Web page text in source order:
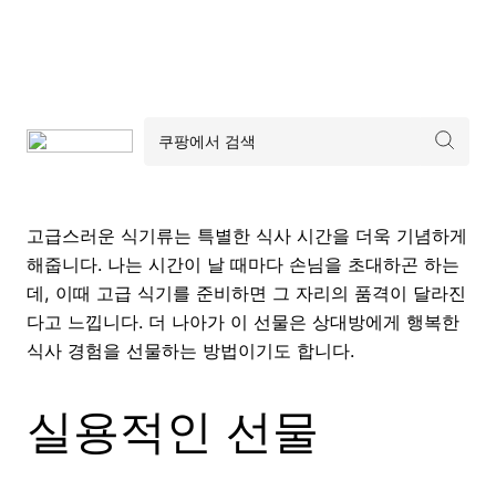
고급스러운 식기류는 특별한 식사 시간을 더욱 기념하게
해줍니다. 나는 시간이 날 때마다 손님을 초대하곤 하는
데, 이때 고급 식기를 준비하면 그 자리의 품격이 달라진
다고 느낍니다. 더 나아가 이 선물은 상대방에게 행복한
식사 경험을 선물하는 방법이기도 합니다.
실용적인 선물